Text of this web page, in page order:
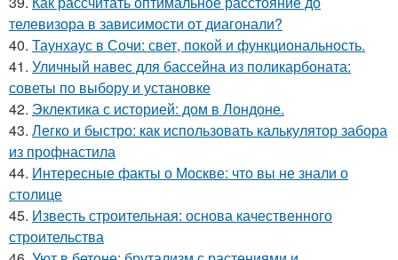
телевизора в зависимости от диагонали?
40. Таунхаус в Сочи: свет, покой и функциональность.
41. Уличный навес для бассейна из поликарбоната:
советы по выбору и установке
42. Эклектика с историей: дом в Лондоне.
43. Легко и быстро: как использовать калькулятор забора
из профнастила
44. Интересные факты о Москве: что вы не знали о
столице
45. Известь строительная: основа качественного
строительства